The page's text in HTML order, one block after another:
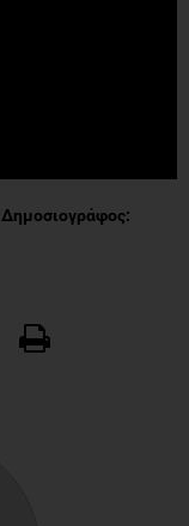
Δημοσιογράφος: